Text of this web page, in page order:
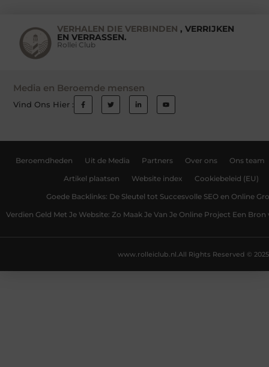
VERHALEN DIE VERBINDEN , VERRIJKEN
EN VERRASSEN.
Rollei Club
Media en Beroemde mensen
Vind Ons Hier :
Beroemdheden Uit de Media Partners Over ons Ons team
Artikel plaatsen Website index Cookiebeleid (EU)
Goede Backlinks: De Sleutel tot Succesvolle SEO en Online
Verdien Geld Met Je Website: Zo Maak Je Van Je Online Project Een
All Rights Reserved © 2025
www.rolleiclub.nl.